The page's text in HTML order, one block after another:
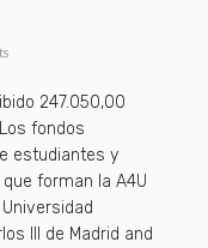
247.050,00
fondos
estudiantes y
forman la A4U
III de Madrid and